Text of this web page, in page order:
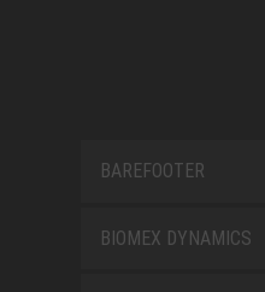
BAREFOOTER
BIOMEX DYNAMICS